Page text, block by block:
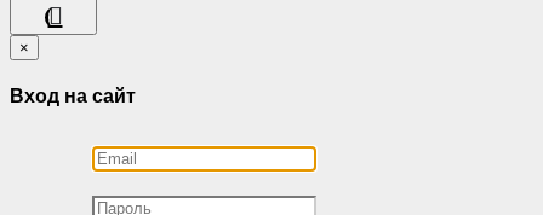
×
Вход на сайт